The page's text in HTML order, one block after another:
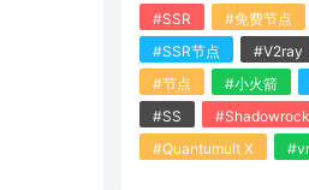
#SSR #免费节点
#SSR节点
#V2ray
#节点
#小火箭
#SS
#Quantumult X